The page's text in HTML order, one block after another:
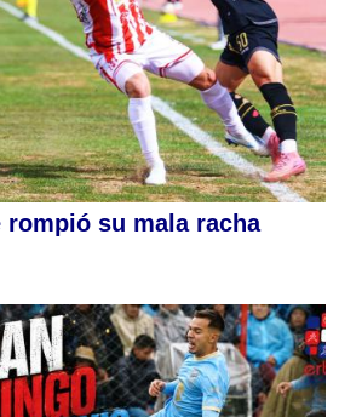
rompió su mala racha